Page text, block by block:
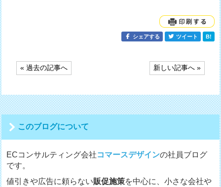
シェアする ツイート B!
投
稿
ナ
ビ
ゲ
ー
シ
ョ
ン
« 過去の記事へ 新しい記事へ »
このブログについて
ECコンサルティング会社コマースデザインの社員ブログ
です。
値引きや広告に頼らない販促施策を中心に、小さな会社や